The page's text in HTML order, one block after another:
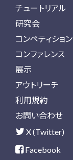
チュートリアル
研究会
コンペティション
コンファレンス
展示
アウトリーチ
利用規約
お問い合わせ
X (Twitter)
Facebook